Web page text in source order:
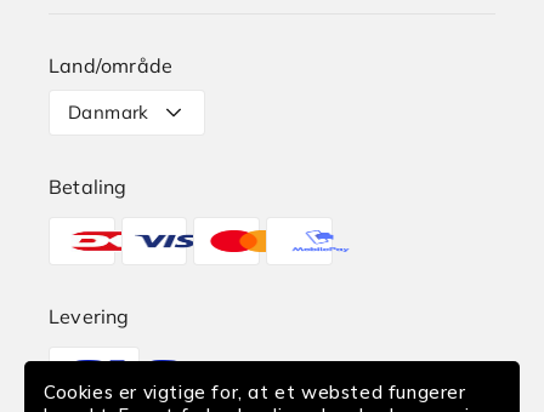
Reklamation
Find butik
EAN-Betaling
Fortrydelse af køb
Land/område
Danmark
Betaling
Levering
missing:
Cookies er vigtige for, at et websted fungerer